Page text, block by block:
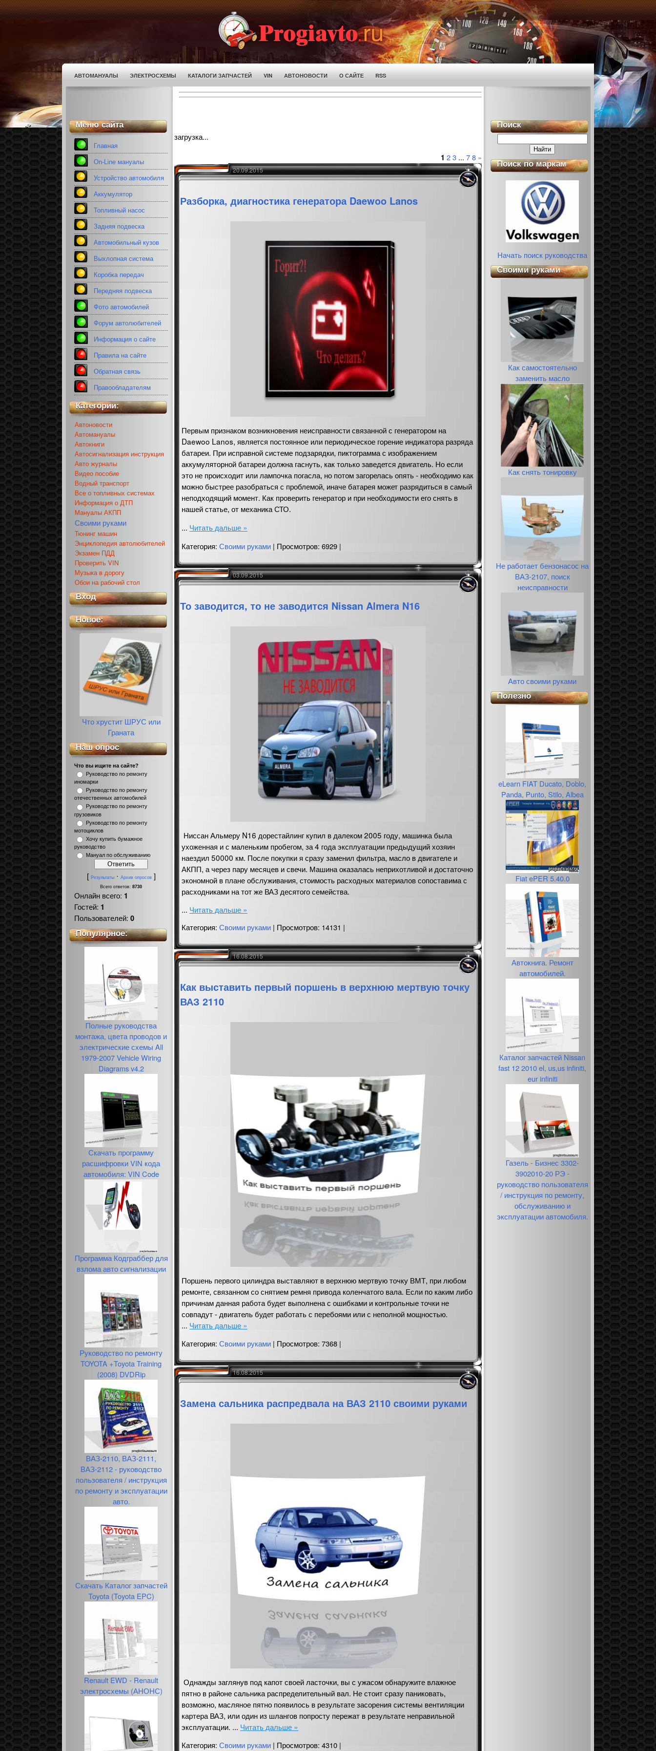
АВТОМАНУАЛЫ ЭЛЕКТРОСХЕМЫ КАТАЛОГИ ЗАПЧАСТЕЙ VIN АВТОНОВОСТИ О САЙТЕ RSS
Меню сайта
Главная
On-Line мануалы
Устройство автомобиля
Аккумулятор
Топливный насос
Задняя подвеска
Автомобильный кузов
Выхлопная система
Коробка передач
Передняя подвеска
Фото автомобилей
Форум автолюбителей
Информация о сайте
Правила на сайте
Обратная связь
Правообладателям
Категории:
Автоновости
Автомануалы
Автокниги
Автосигнализация инструкция
Авто журналы
Видео пособие
Водный транспорт
Все о топливных системах
Информация о ДТП
Мануалы АКПП
Своими руками
Тюнинг машин
Энциклопедия автолюбителей
Экзамен ПДД
Проверить VIN
Музыка в дорогу
Обои на рабочий стол
Вход
Новое:
Что хрустит ШРУС или
Граната
Наш опрос
Что вы ищите на сайте?
Руководство по ремонту
иномарки
Руководство по ремонту
отечественных автомобилей
Руководство по ремонту
грузовиков
Руководство по ремонту
мотоциклов
Хочу купить бумажное
руководство
Мануал по обслуживанию
[ Результаты· Архив опросов]
Всего ответов: 8730
Онлайн всего: 1
Гостей: 1
Пользователей: 0
Популярное:
Полные руководства
монтажа, цвета проводов и
электрические схемы All
1979-2007 Vehicle Wiring
Diagrams v4.2
Скачать программу
расшифровки VIN кода
автомобиля: VIN Code
Программа Кодграббер для
взлома авто сигнализации
Руководство по ремонту
TOYOTA +Toyota Training
(2008) DVDRip
ВАЗ-2110, ВАЗ-2111,
ВАЗ-2112 - руководство
пользователя / инструкция
по ремонту и эксплуатации
авто.
Скачать Каталог запчастей
Toyota (Toyota EPC)
Renault EWD - Renault
электросхемы (АНОНС)
загрузка...
1 23 ... 78 »
20.09.2015
Разборка, диагностика генератора Daewoo Lanos
Первым признаком возникновения неисправности связанной с генератором на
Daewoo Lanos, является постоянное или периодическое горение индикатора разряда
батареи. При исправной системе подзарядки, пиктограмма с изображением
аккумуляторной батареи должна гаснуть, как только заведется двигатель. Но если
это не происходит или лампочка погасла, но потом загорелась опять - необходимо как
можно быстрее разобраться с проблемой, иначе батарея может разрядиться в самый
неподходящий момент. Как проверить генератор и при необходимости его снять в
нашей статье, от механика СТО.
... Читать дальше »
Категория: Своими руками | Просмотров: 6929 |
03.09.2015
То заводится, то не заводится Nissan Almera N16
Ниссан Альмеру N16 дорестайлинг купил в далеком 2005 году, машинка была
ухоженная и с маленьким пробегом, за 4 года эксплуатации предыдущий хозяин
наездил 50000 км. После покупки я сразу заменил фильтра, масло в двигателе и
АКПП, а через пару месяцев и свечи. Машина оказалась неприхотливой и достаточно
экономной в плане обслуживания, стоимость расходных материалов сопоставима с
расходниками на тот же ВАЗ десятого семейства.
... Читать дальше »
Категория: Своими руками | Просмотров: 14131 |
16.08.2015
Как выставить первый поршень в верхнюю мертвую точку
ВАЗ 2110
Поршень первого цилиндра выставляют в верхнюю мертвую точку ВМТ, при любом
ремонте, связанном со снятием ремня привода коленчатого вала. Если по каким либо
причинам данная работа будет выполнена с ошибками и контрольные точки не
совпадут - двигатель будет работать с перебоями или с неполной мощностью.
... Читать дальше »
Категория: Своими руками | Просмотров: 7368 |
16.08.2015
Замена сальника распредвала на ВАЗ 2110 своими руками
Однажды заглянув под капот своей ласточки, вы с ужасом обнаружите влажное
пятно в районе сальника распределительный вал. Не стоит сразу паниковать,
возможно, масляное пятно появилось в результате засорения системы вентиляции
картера ВАЗ, или один из шлангов попросту пережат в результате неправильной
эксплуатации. ... Читать дальше »
Категория: Своими руками | Просмотров: 4310 |
Поиск
Поиск по маркам
Начать поиск руководства
Своими руками
Как самостоятельно
заменить масло
Как снять тонировку
Не работает бензонасос на
ВАЗ-2107, поиск
неисправности
Авто своими руками
Полезно
eLearn FIAT Ducato, Doblo,
Panda, Punto, Stilo, Albea
Fiat ePER 5.40.0
Автокнига. Ремонт
автомобилей.
Каталог запчастей Nissan
fast 12 2010 el, us,us infiniti,
eur infiniti
Газель - Бизнес 3302-
3902010-20 РЭ -
руководство пользователя
/ инструкция по ремонту,
обслуживанию и
эксплуатации автомобиля.